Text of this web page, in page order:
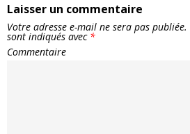
Laisser un commentaire
Votre adresse e-mail ne sera pas publiée.
sont indiqués avec *
Commentaire